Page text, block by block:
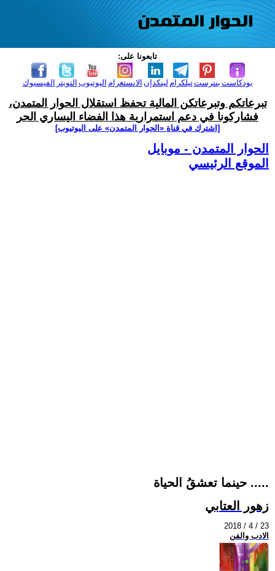
تابعونا على:
الفيسبوك التويتر اليوتيوب الانستغرام لينكدإن تيلكرامبنترست بودكاست
تبرعاتكم وتبرعاتكن المالية تحفظ استقلال الحوار المتمدن،
فشاركونا في دعم استمرارية هذا الفضاء اليساري الحر
[اشترك في قناة ‫«الحوار المتمدن» على اليوتيوب]
الحوار المتمدن - موبايل
الموقع الرئيسي
حينما تعشقُ الحياة .....
زهور العتابي
2018 / 4 / 23
الادب والفن